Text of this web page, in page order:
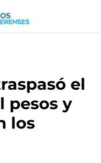
el
pesos y
los